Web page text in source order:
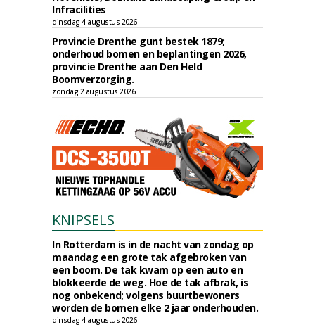
Infracilities
dinsdag 4 augustus 2026
Provincie Drenthe gunt bestek 1879;
onderhoud bomen en beplantingen 2026,
provincie Drenthe aan Den Held
Boomverzorging.
zondag 2 augustus 2026
KNIPSELS
In Rotterdam is in de nacht van zondag op
maandag een grote tak afgebroken van
een boom. De tak kwam op een auto en
blokkeerde de weg. Hoe de tak afbrak, is
nog onbekend; volgens buurtbewoners
worden de bomen elke 2 jaar onderhouden.
dinsdag 4 augustus 2026